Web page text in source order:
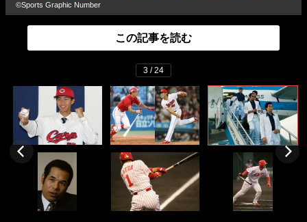
©Sports Graphic Number
この記事を読む
3 / 24